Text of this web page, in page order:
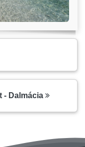
- Dalmácia